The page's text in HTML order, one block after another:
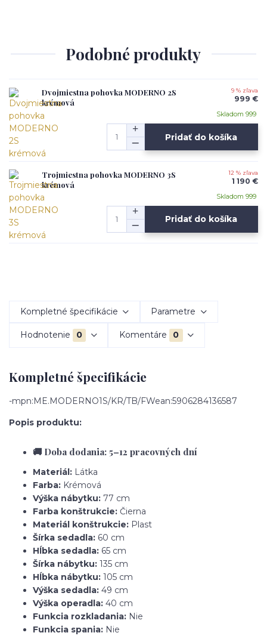
Podobné produkty
Dvojmiestna pohovka MODERNO 2S
krémová
9 % zľava
999 €
Skladom 999
Pridať do košíka
Trojmiestna pohovka MODERNO 3S
krémová
12 % zľava
1 190 €
Skladom 999
Pridať do košíka
Kompletné špecifikácie Parametre
Hodnotenie 0 Komentáre 0
Kompletné špecifikácie
-mpn:ME.MODERNO1S/KR/TB/FWean:5906284136587
Popis produktu:
🚚 Doba dodania: 5–12 pracovných dní
Materiál: Látka
Farba: Krémová
Výška nábytku: 77 cm
Farba konštrukcie: Čierna
Materiál konštrukcie: Plast
Šírka sedadla: 60 cm
Hĺbka sedadla: 65 cm
Šírka nábytku: 135 cm
Hĺbka nábytku: 105 cm
Výška sedadla: 49 cm
Výška operadla: 40 cm
Funkcia rozkladania: Nie
Funkcia spania: Nie